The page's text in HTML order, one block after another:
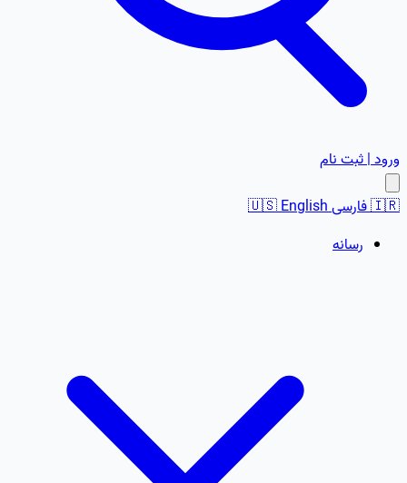
ورود | ثبت نام
🇮🇷فارسی 🇺🇸English
رسانه